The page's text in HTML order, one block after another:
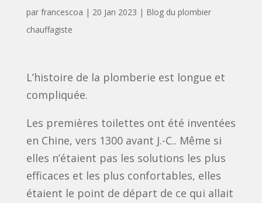
par francescoa | 20 Jan 2023 | Blog du plombier
chauffagiste
L’histoire de la plomberie est longue et
compliquée.
Les premières toilettes ont été inventées
en Chine, vers 1300 avant J.-C.. Même si
elles n’étaient pas les solutions les plus
efficaces et les plus confortables, elles
étaient le point de départ de ce qui allait